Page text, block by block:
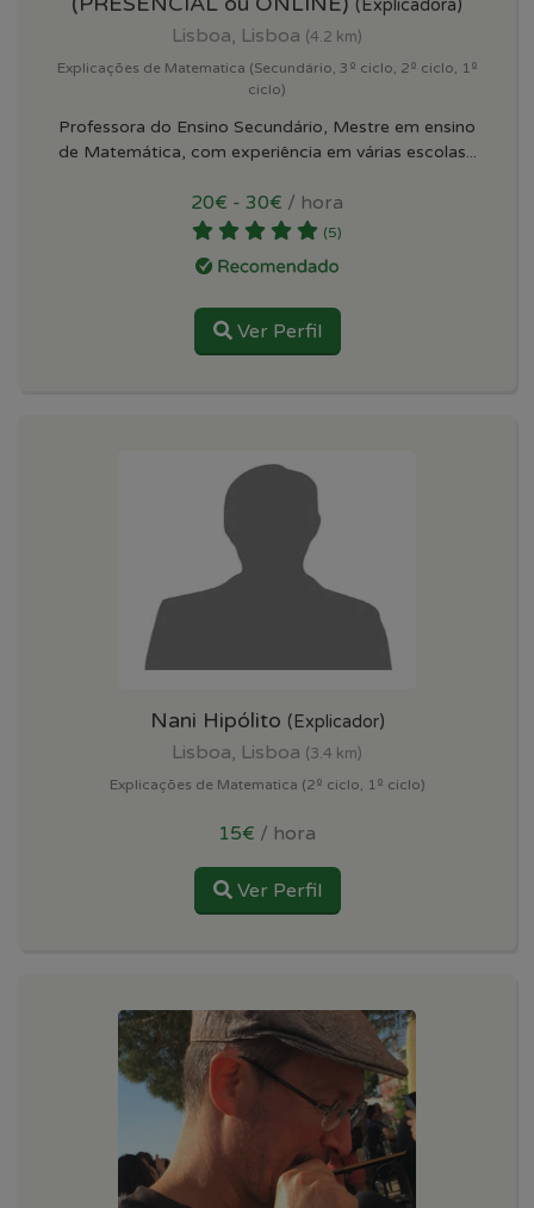
(Explicadora)
Lisboa, Lisboa (4.2 km)
Explicações de Matematica (Secundário, 3º ciclo, 2º ciclo, 1º
ciclo)
Professora do Ensino Secundário, Mestre em ensino
de Matemática, com experiência em várias escolas...
20€ - 30€ / hora
(5)
Ver Perfil
Nani Hipólito (Explicador)
Lisboa, Lisboa (3.4 km)
Explicações de Matematica (2º ciclo, 1º ciclo)
15€ / hora
Ver Perfil